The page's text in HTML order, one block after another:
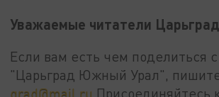
Уважаемые читатели
Если вам есть чем поделиться
"Царьград Южный Урал",
grad@mail.ru Присоединяйтесь